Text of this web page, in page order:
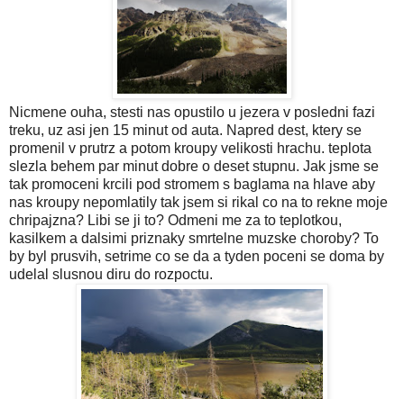
Nicmene ouha, stesti nas opustilo u jezera v posledni fazi
treku, uz asi jen 15 minut od auta. Napred dest, ktery se
promenil v prutrz a potom kroupy velikosti hrachu. teplota
slezla behem par minut dobre o deset stupnu. Jak jsme se
tak promoceni krcili pod stromem s baglama na hlave aby
nas kroupy nepomlatily tak jsem si rikal co na to rekne moje
chripajzna? Libi se ji to? Odmeni me za to teplotkou,
kasilkem a dalsimi priznaky smrtelne muzske choroby? To
by byl prusvih, setrime co se da a tyden poceni se doma by
udelal slusnou diru do rozpoctu.